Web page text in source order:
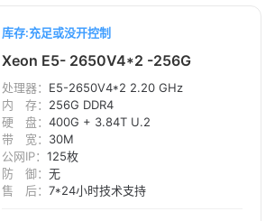
库存:充足或没开控制
Xeon E5- 2650V4*2 -256G
处理器： E5-2650V4*2 2.20 GHz
内 存： 256G DDR4
硬 盘： 400G + 3.84T U.2
带 宽： 30M
公网IP： 125枚
防 御： 无
售 后： 7*24小时技术支持